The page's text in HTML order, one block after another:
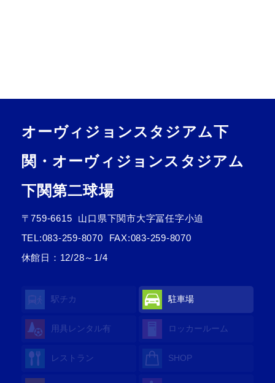
オーヴィジョンスタジアム下
関・オーヴィジョンスタジアム
下関第二球場
〒759-6615
山口県下関市大字冨任字小迫
TEL:083-259-8070
FAX:083-259-8070
休館日：12/28～1/4
駅チカ 駐車場
用具レンタル有 ロッカールーム
レストラン SHOP